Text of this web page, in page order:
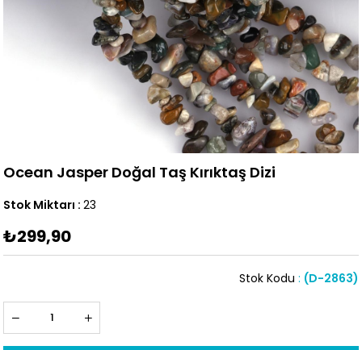
Ocean Jasper Doğal Taş Kırıktaş Dizi
Stok Miktarı : 23
₺299,90
(D-2863)
Stok Kodu